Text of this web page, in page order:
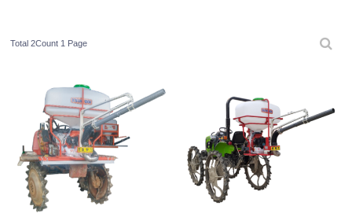
Total 2Count 1 Page